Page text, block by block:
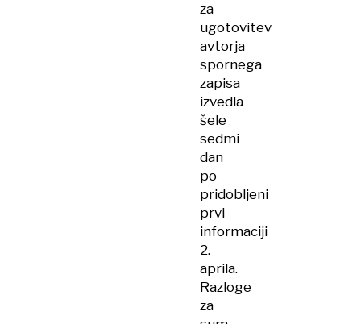
za
ugotovitev
avtorja
spornega
zapisa
izvedla
šele
sedmi
dan
po
pridobljeni
prvi
informaciji
2.
aprila.
Razloge
za